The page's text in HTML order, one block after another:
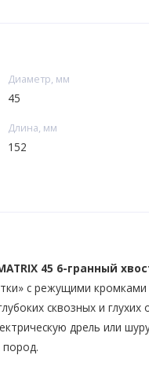
Диаметр, мм
45
Длина, мм
152
45 6-гранный
с режущими
сквозных и глухих
дрель или
пород.